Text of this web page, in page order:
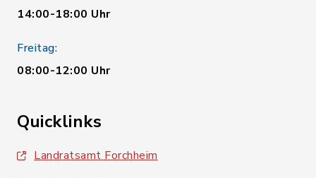
14:00-18:00 Uhr
Freitag:
08:00-12:00 Uhr
Quicklinks
Landratsamt Forchheim